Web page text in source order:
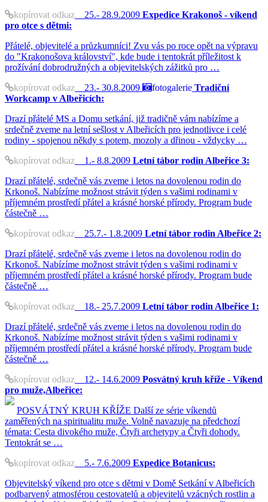
kopírovat odkaz 25.- 28.9.2009 Expedice Krakonoš - víkend
pro otce s dětmi:
Přátelé, objevitelé a průzkumníci! Zvu vás po roce opět na výpravu
do "Krakonošova království", kde bude i tentokrát příležitost k
prožívání dobrodružných a objevitelských zážitků pro …
kopírovat odkaz 23.- 30.8.2009 fotogalerie Tradiční
Workcamp v Albeřicích:
Drazí přátelé MS a Domu setkání, již tradičně vám nabízíme a
srdečně zveme na letní sešlost v Albeřicích pro jednotlivce i celé
rodiny - spojenou někdy s potem, mozoly a dřinou - vždycky …
kopírovat odkaz 1.- 8.8.2009 Letní tábor rodin Albeřice 3:
Drazí přátelé, srdečně vás zveme i letos na dovolenou rodin do
Krkonoš. Nabízíme možnost strávit týden s vašimi rodinami v
příjemném prostředí přátel a krásné horské přírody. Program bude
částečně …
kopírovat odkaz 25.7.- 1.8.2009 Letní tábor rodin Albeřice 2:
Drazí přátelé, srdečně vás zveme i letos na dovolenou rodin do
Krkonoš. Nabízíme možnost strávit týden s vašimi rodinami v
příjemném prostředí přátel a krásné horské přírody. Program bude
částečně …
kopírovat odkaz 18.- 25.7.2009 Letní tábor rodin Albeřice 1:
Drazí přátelé, srdečně vás zveme i letos na dovolenou rodin do
Krkonoš. Nabízíme možnost strávit týden s vašimi rodinami v
příjemném prostředí přátel a krásné horské přírody. Program bude
částečně …
kopírovat odkaz 12.- 14.6.2009 Posvátný kruh kříže - Víkend
pro muže,Albeřice:
POSVÁTNÝ KRUH KŘÍŽE Další ze série víkendů
zaměřených na spiritualitu muže. Volně navazuje na předchozí
témata: Cesta divokého muže, Čtyři archetypy a Čtyři dohody.
Tentokrát se …
kopírovat odkaz 5.- 7.6.2009 Expedice Botanicus:
Objevitelský víkend pro otce s dětmi v Domě Setkání v Albeřicích
podbarvený atmosférou cestovatelů a objevitelů vzácných rostlin a